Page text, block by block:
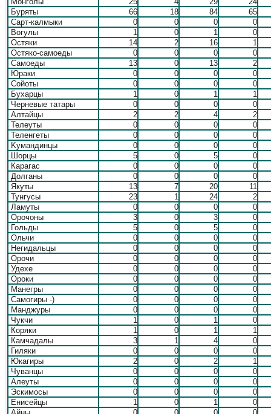
Буряты
66 18 84
65
Сарт-калмыки
0 0 0
0
Вогулы
1 0 1
0
Остяки
14 2 16
1
Остяко-самоеды
0 0 0
0
Самоеды
13 0 13
2
Юраки
0 0 0
0
Сойоты
0 0 0
0
Бухарцы
1 0 1
1
Черневые татары
0 0 0
0
Алтайцы
2 2 4
2
Телеуты
0 0 0
0
Теленгеты
0 0 0
0
Kумандинцы
0 0 0
0
Шорцы
5 0 5
0
Карагас
0 0 0
0
Долганы
0 0 0
0
Якуты
13 7 20
11
Тунгусы
23 1 24
2
Ламуты
0 0 0
0
Орочоны
3 0 3
0
Гольды
5 0 5
0
Ольчи
0 0 0
0
Негидальцы
0 0 0
0
Орочи
0 0 0
0
Удехе
0 0 0
0
Ороки
0 0 0
0
Манегры
0 0 0
0
Самогиры -)
0 0 0
0
Манджуры
0 0 0
0
Чукчи
1 0 1
0
Коряки
1 0 1
1
Камчадалы
3 1 4
0
Гиляки
0 0 0
0
Юкагиры
2 0 2
1
Чуванцы
0 0 0
0
Алеуты
0 0 0
0
Эскимосы
0 0 0
0
Енисейцы
1 0 1
0